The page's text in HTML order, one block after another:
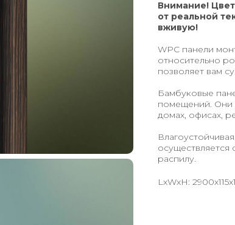
Внимание!
от реальной
вживую!
WPC панели
относительно
позволяет вам
Бамбуковые
помещений. Они
домах, офисах,
распилу.
LxWxH: